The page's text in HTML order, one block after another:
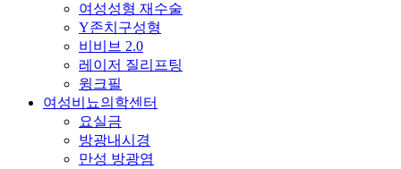
여성성형 재수술
Y존치구성형
비비브 2.0
레이저 질리프팅
윙크필
여성비뇨의학센터
요실금
방광내시경
만성 방광염